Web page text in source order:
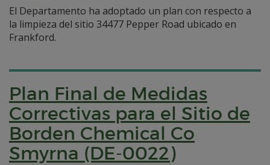
El Departamento ha adoptado un plan con respecto a
la limpieza del sitio 34477 Pepper Road ubicado en
Frankford.
Plan Final de Medidas
Correctivas para el Sitio de
Borden Chemical Co
Smyrna (DE-0022)